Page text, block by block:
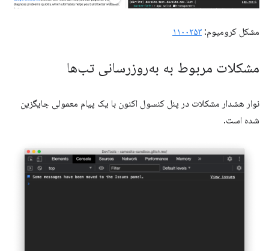
مشکل کرومیوم: ۱۱۰۰۲۵۳
مشکلات مربوط به به‌روزرسانی تب‌ها
نوار هشدار مشکلات در پنل کنسول اکنون با یک پیام معمولی جایگزین
شده است.